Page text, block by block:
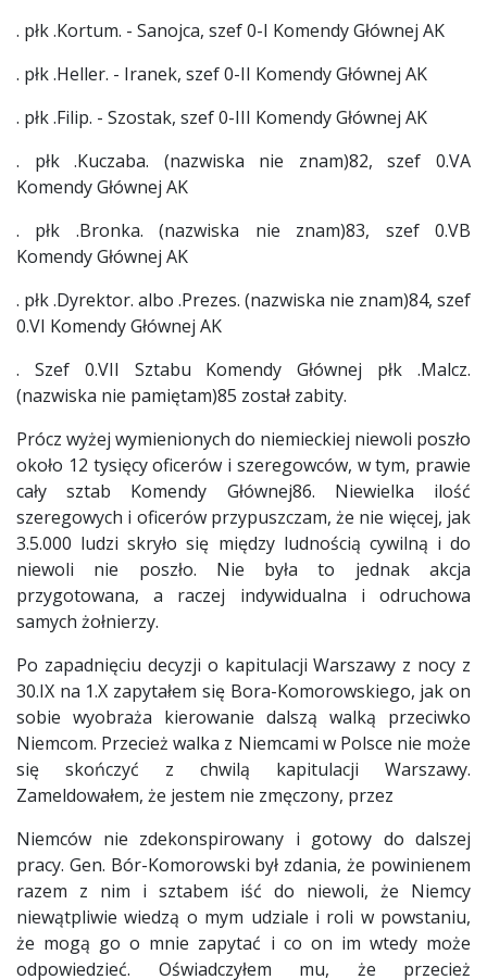
. płk .Kortum. - Sanojca, szef 0-I Komendy Głównej AK
. płk .Heller. - Iranek, szef 0-II Komendy Głównej AK
. płk .Filip. - Szostak, szef 0-III Komendy Głównej AK
. płk .Kuczaba. (nazwiska nie znam)82, szef 0.VA
Komendy Głównej AK
. płk .Bronka. (nazwiska nie znam)83, szef 0.VB
Komendy Głównej AK
. płk .Dyrektor. albo .Prezes. (nazwiska nie znam)84, szef
0.VI Komendy Głównej AK
. Szef 0.VII Sztabu Komendy Głównej płk .Malcz.
(nazwiska nie pamiętam)85 został zabity.
Prócz wyżej wymienionych do niemieckiej niewoli poszło
około 12 tysięcy oficerów i szeregowców, w tym, prawie
cały sztab Komendy Głównej86. Niewielka ilość
szeregowych i oficerów przypuszczam, że nie więcej, jak
3.5.000 ludzi skryło się między ludnością cywilną i do
niewoli nie poszło. Nie była to jednak akcja
przygotowana, a raczej indywidualna i odruchowa
samych żołnierzy.
Po zapadnięciu decyzji o kapitulacji Warszawy z nocy z
30.IX na 1.X zapytałem się Bora-Komorowskiego, jak on
sobie wyobraża kierowanie dalszą walką przeciwko
Niemcom. Przecież walka z Niemcami w Polsce nie może
się skończyć z chwilą kapitulacji Warszawy.
Zameldowałem, że jestem nie zmęczony, przez
Niemców nie zdekonspirowany i gotowy do dalszej
pracy. Gen. Bór-Komorowski był zdania, że powinienem
razem z nim i sztabem iść do niewoli, że Niemcy
niewątpliwie wiedzą o mym udziale i roli w powstaniu,
że mogą go o mnie zapytać i co on im wtedy może
odpowiedzieć. Oświadczyłem mu, że przecież